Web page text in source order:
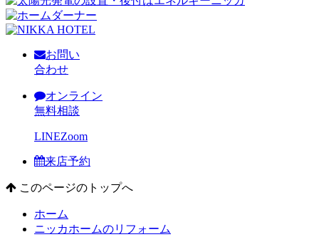
お問い
合わせ
オンライン
無料相談
LINEZoom
来店予約
このページのトップへ
ホーム
ニッカホームのリフォーム